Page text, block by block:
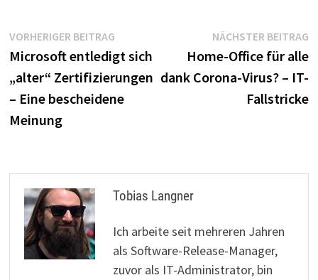
Beitragsnavigation
VORHERIGER BEITRAGVorheriger
Beitrag:
Microsoft entledigt sich
„alter“ Zertifizierungen
– Eine bescheidene
Meinung
NÄCHSTER BEITRAG
Home-Office für alle
dank Corona-Virus? – IT-
Fallstricke
Tobias Langner
Ich arbeite seit mehreren Jahren
als Software-Release-Manager,
zuvor als IT-Administrator, bin